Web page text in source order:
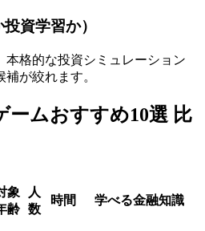
資学習か）
本格的な投資シミュレーション
が絞れます。
ームおすすめ10選 比
象
齢
人
数
時間 学べる金融知識